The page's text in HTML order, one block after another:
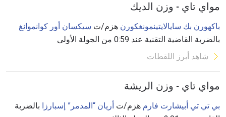
مواي تاي - وزن الديك
باكهورن بك سايالايتينمونغكورن هزم/ت سيكسان أور كوانموانغ
بالضربة القاضية التقنية عند 0:59 من الجولة الأولى
شاهد أبرز اللقطات
مواي تاي - وزن الريشة
بي تي تي أبيشارت فارم هزم/ت أريان “المدمر” إسبارزا
بالضربة